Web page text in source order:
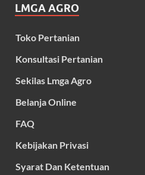
LMGA AGRO
Toko Pertanian
Konsultasi Pertanian
Sekilas Lmga Agro
Belanja Online
FAQ
Kebijakan Privasi
Syarat Dan Ketentuan